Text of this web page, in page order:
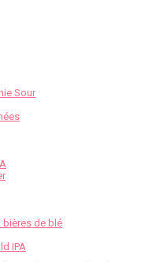
Sour
bières de blé
IPA